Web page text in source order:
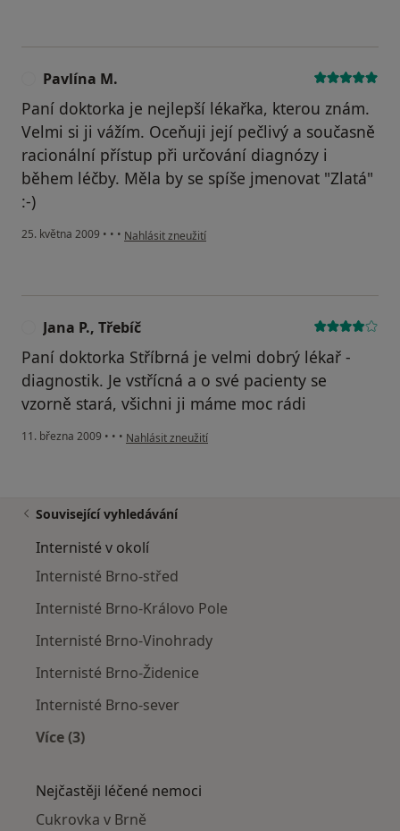
Pavlína M.
Paní doktorka je nejlepší lékařka, kterou znám.
Velmi si ji vážím. Oceňuji její pečlivý a současně
racionální přístup při určování diagnózy i
během léčby. Měla by se spíše jmenovat "Zlatá"
:-)
25. května 2009 • • • podle názoru uživatele Pavlína M.
Nahlásit zneužití
Jana P., Třebíč
Paní doktorka Stříbrná je velmi dobrý lékař -
diagnostik. Je vstřícná a o své pacienty se
vzorně stará, všichni ji máme moc rádi
11. března 2009 • • • podle názoru uživatele Jana P., Třebíč
Nahlásit zneužití
Související vyhledávání
Internisté v okolí
Internisté Brno-střed
Internisté Brno-Královo Pole
Internisté Brno-Vinohrady
Internisté Brno-Židenice
Internisté Brno-sever
Více (3)
Nejčastěji léčené nemoci
Cukrovka v Brně